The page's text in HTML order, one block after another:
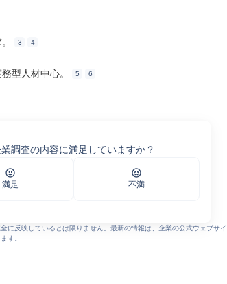
3 4
型人材中心。
5 6
調査の内容に満足していますか？
満足 不満
に反映しているとは限りません。最新の情報は、企業の公式ウェブサ
す。